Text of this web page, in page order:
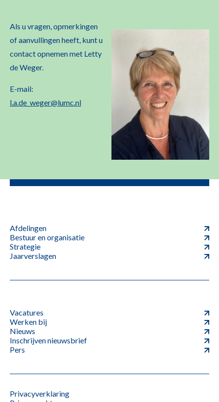
Als u vragen, opmerkingen
of aanvullingen heeft, kunt u
contact opnemen met Letty
de Weger.
E-mail:
l.a.de_weger@lumc.nl
Afdelingen
Bestuur en organisatie
Strategie
Jaarverslagen
Vacatures
Werken bij
Nieuws
Inschrijven nieuwsbrief
Pers
Privacyverklaring